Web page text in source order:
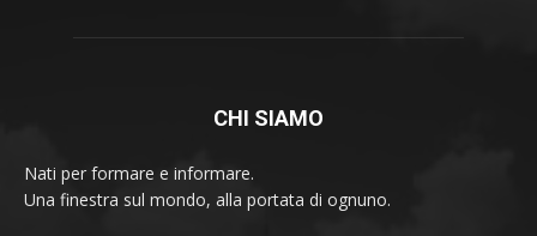
CHI SIAMO
Nati per formare e informare.
Una finestra sul mondo, alla portata di ognuno.